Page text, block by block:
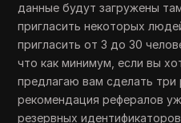
данные будут загружены
пригласить некоторых
пригласить от 3 до 30
что как минимум, если вы
предлагаю вам сделать три
рекомендация рефералов
резервных